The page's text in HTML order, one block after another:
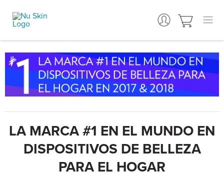
LA MARCA #1 EN EL MUNDO EN
DISPOSITIVOS DE BELLEZA
PARA EL HOGAR